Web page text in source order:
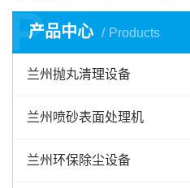
产品中心 Products
P
兰州抛丸清理设备
兰州喷砂表面处理机
兰州环保除尘设备